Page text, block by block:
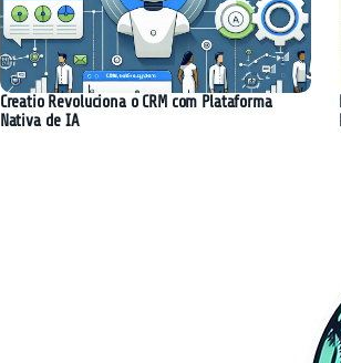
Creatio Revoluciona o CRM com Plataforma
Nativa de IA